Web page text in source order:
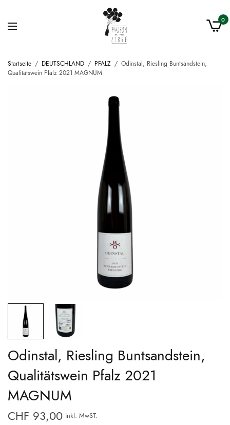
0
Startseite / DEUTSCHLAND / PFALZ / Odinstal, Riesling Buntsandstein,
Qualitätswein Pfalz 2021 MAGNUM
Odinstal, Riesling Buntsandstein,
Qualitätswein Pfalz 2021
MAGNUM
CHF 93,00 inkl. MwST.